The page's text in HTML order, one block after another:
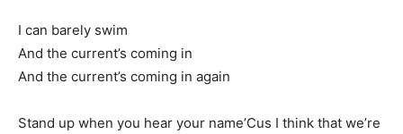
I can barely swim
And the current’s coming in
And the current’s coming in again
Stand up when you hear your name’Cus I think that we’re